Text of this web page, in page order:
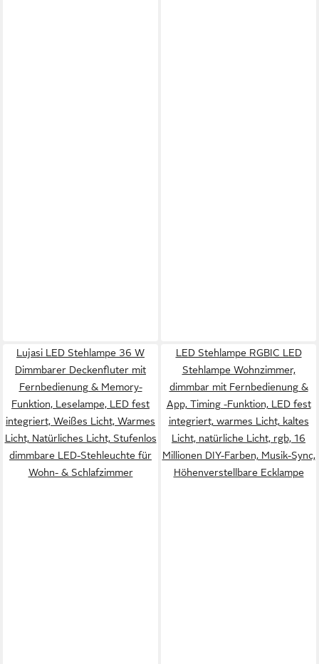
Lujasi LED Stehlampe 36 W
Dimmbarer Deckenfluter mit
Fernbedienung & Memory-
Funktion, Leselampe, LED fest
integriert, Weißes Licht, Warmes
Licht, Natürliches Licht, Stufenlos
dimmbare LED-Stehleuchte für
Wohn- & Schlafzimmer
LED Stehlampe RGBIC LED
Stehlampe Wohnzimmer,
dimmbar mit Fernbedienung &
App, Timing -Funktion, LED fest
integriert, warmes Licht, kaltes
Licht, natürliche Licht, rgb, 16
Millionen DIY-Farben, Musik-Sync,
Höhenverstellbare Ecklampe